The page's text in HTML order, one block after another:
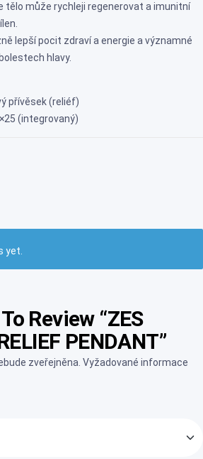
tělo může rychleji regenerovat a imunitní
lepší pocit zdraví a energie a významné
hlavy.
přívěsek (reliéf)
(integrovaný)
yet.
Review “ZES
PENDANT”
zveřejněna. Vyžadované informace